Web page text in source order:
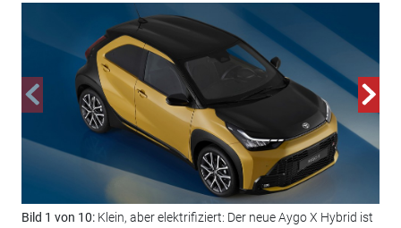
Bild 1 von 10: Klein, aber elektrifiziert: Der neue Aygo X Hybrid ist